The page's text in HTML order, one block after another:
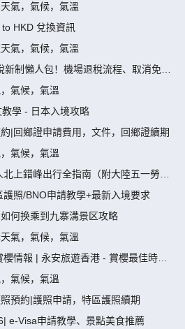
氣，氣候，氣溫
HKD 兌換資訊
氣，氣候，氣溫
新制懶人包！機場退稅流程、取消免稅
氣候，氣溫
學 - 日本入境攻略
|回鄉證申請費用，文件，回鄉證續期
氣候，氣溫
上錯峰出行全指南（附大陸五一勞動
照/BNO申請教學+最新入境要求
何换乘到九寨溝景区攻略
氣，氣候，氣溫
情報 | 永安旅遊香港 - 賞櫻最佳時
氣候，氣溫
預約|護照申請，特區護照續期
e-Visa申請教學、景點美食推薦